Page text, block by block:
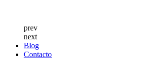
prev
next
Blog
Contacto